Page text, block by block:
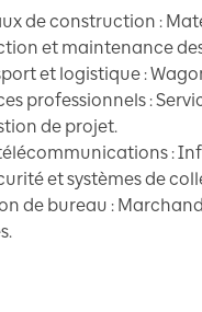
de construction :
et maintenance
et logistique :
professionnels :
de projet.
:
et systèmes de
de bureau :